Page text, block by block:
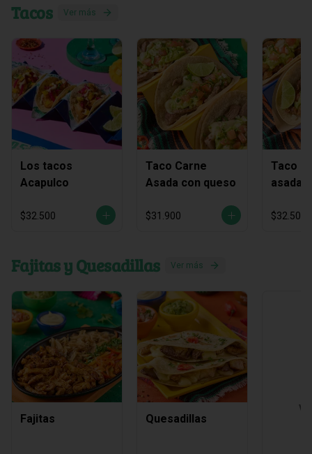
Tacos Ver más
Los tacos
Acapulco
$32.500
Taco Carne
Asada con queso
$31.900
Taco
asada y
$32.500
Fajitas y Quesadillas Ver más
Fajitas Quesadillas